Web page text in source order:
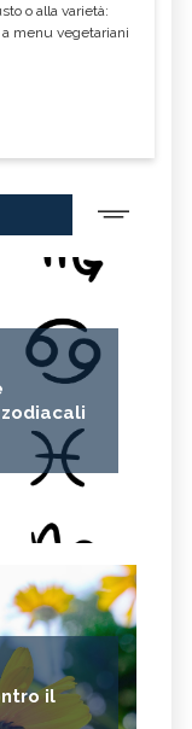
o alla varietà:
menu vegetariani
il